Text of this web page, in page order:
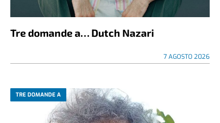
Tre domande a… Dutch Nazari
7 AGOSTO 2026
TRE DOMANDE A